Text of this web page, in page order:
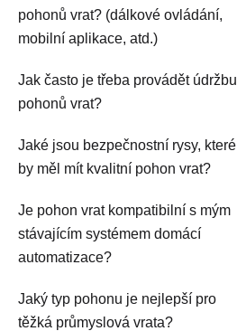
pohonů vrat? (dálkové ovládání,
mobilní aplikace, atd.)
Jak často je třeba provádět údržbu
pohonů vrat?
Jaké jsou bezpečnostní rysy, které
by měl mít kvalitní pohon vrat?
Je pohon vrat kompatibilní s mým
stávajícím systémem domácí
automatizace?
Jaký typ pohonu je nejlepší pro
těžká průmyslová vrata?